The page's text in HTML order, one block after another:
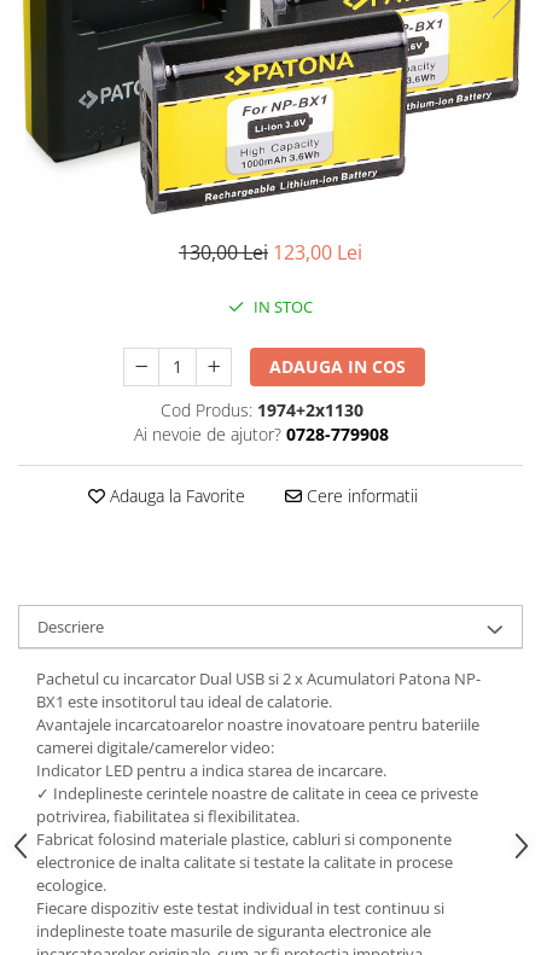
Smartwatch
130,00 Lei 123,00 Lei
IN STOC
ADAUGA IN COS
Cod Produs: 1974+2x1130
Ai nevoie de ajutor? 0728-779908
Adauga la Favorite Cere informatii
Descriere
Pachetul cu incarcator Dual USB si 2 x Acumulatori Patona NP-
BX1 este insotitorul tau ideal de calatorie.
Avantajele incarcatoarelor noastre inovatoare pentru bateriile
camerei digitale/camerelor video:
Indicator LED pentru a indica starea de incarcare.
✓ Indeplineste cerintele noastre de calitate in ceea ce priveste
potrivirea, fiabilitatea si flexibilitatea.
Fabricat folosind materiale plastice, cabluri si componente
electronice de inalta calitate si testate la calitate in procese
ecologice.
Fiecare dispozitiv este testat individual in test continuu si
indeplineste toate masurile de siguranta electronice ale